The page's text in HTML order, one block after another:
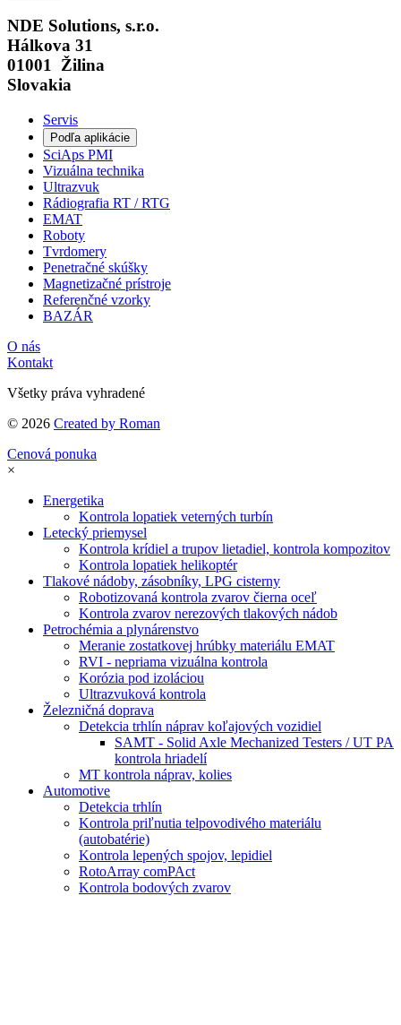
NDE Solutions, s.r.o.
Hálkova 31
01001 Žilina
Slovakia
Servis
Podľa aplikácie
SciAps PMI
Vizuálna technika
Ultrazvuk
Rádiografia RT / RTG
EMAT
Roboty
Tvrdomery
Penetračné skúšky
Magnetizačné prístroje
Referenčné vzorky
BAZÁR
O nás
Kontakt
Všetky práva vyhradené
© 2026 Created by Roman
Cenová ponuka
×
Energetika
Kontrola lopatiek veterných turbín
Letecký priemysel
Kontrola krídiel a trupov lietadiel, kontrola kompozitov
Kontrola lopatiek helikoptér
Tlakové nádoby, zásobníky, LPG cisterny
Robotizovaná kontrola zvarov čierna oceľ
Kontrola zvarov nerezových tlakových nádob
Petrochémia a plynárenstvo
Meranie zostatkovej hrúbky materiálu EMAT
RVI - nepriama vizuálna kontrola
Korózia pod izoláciou
Ultrazvuková kontrola
Železničná doprava
Detekcia trhlín náprav koľajových vozidiel
SAMT - Solid Axle Mechanized Testers / UT PA
kontrola hriadelí
MT kontrola náprav, kolies
Automotive
Detekcia trhlín
Kontrola priľnutia telpovodivého materiálu
(autobatérie)
Kontrola lepených spojov, lepidiel
RotoArray comPAct
Kontrola bodových zvarov